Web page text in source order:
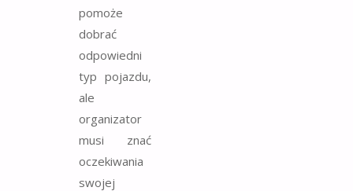
pomoże
dobrać
odpowiedni
typ pojazdu,
ale
organizator
musi znać
oczekiwania
swojej